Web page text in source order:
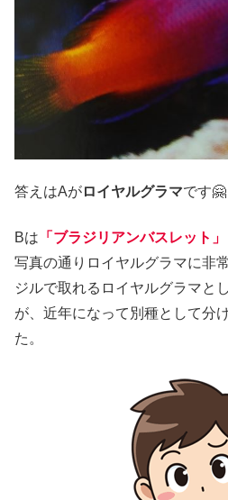
答えはAがロイヤルグラマです🤗
Bは 「ブラジリアンバスレット」
写真の通りロイヤルグラマに非
ジルで取れるロイヤルグラマと
が、近年になって別種として分
た。